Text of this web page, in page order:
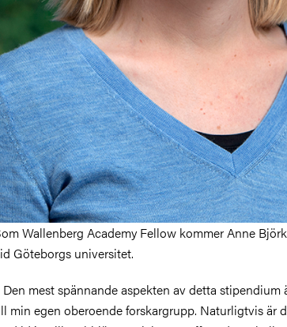
Wallenberg Academy Fellow kommer Anne
Göteborgs universitet.
Den mest spännande aspekten av detta stipendium
min egen oberoende forskargrupp. Naturligtvis är